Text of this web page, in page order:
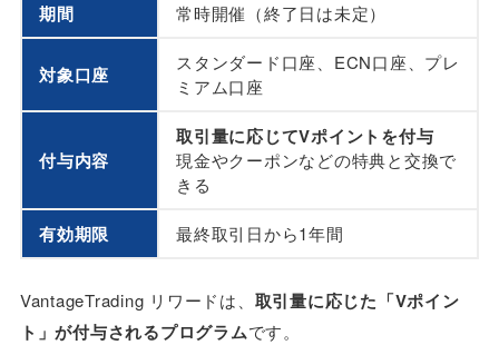
期間 常時開催（終了日は未定）
対象口座
スタンダード口座、ECN口座、プレ
ミアム口座
付与内容
取引量に応じてVポイントを付与
現金やクーポンなどの特典と交換で
きる
有効期限 最終取引日から1年間
VantageTrading リワードは、 取引量に応じた「Vポイン
ト」が付与されるプログラムです。